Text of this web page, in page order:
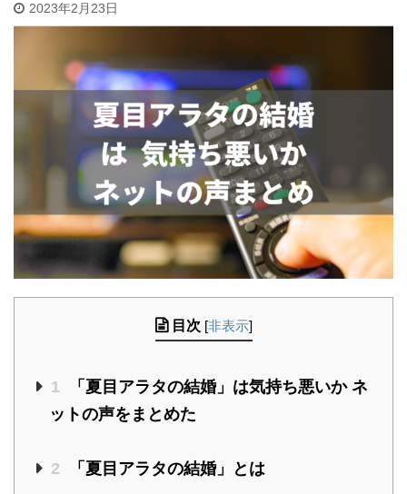
2023年2月23日
目次 [非表示]
1
「夏目アラタの結婚」は気持ち悪いか ネ
ットの声をまとめた
2 「夏目アラタの結婚」とは